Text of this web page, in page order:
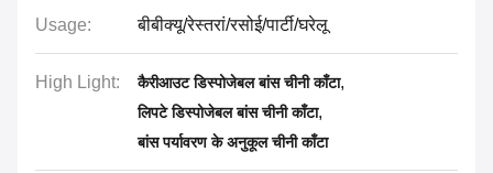
Usage: बीबीक्यू/रेस्तरां/रसोई/पार्टी/घरेलू
High Light: कैरीआउट डिस्पोजेबल बांस चीनी काँटा,
लिपटे डिस्पोजेबल बांस चीनी काँटा,
बांस पर्यावरण के अनुकूल चीनी काँटा